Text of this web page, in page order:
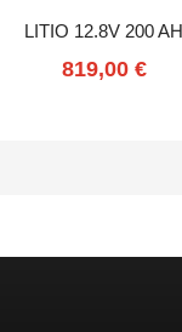
LITIO 12.8V 200 AH
819,00 €